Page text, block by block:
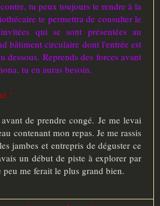
tu peux toujours te rendre à la
te permettra de consulter le
qui se sont présentées au
bâtiment circulaire dont l'entrée est
dessous. Reprends des forces avant
tu en auras besoin.
de prendre congé. Je me levai
contenant mon repas. Je me rassis
jambes et entrepris de déguster ce
un début de piste à explorer par
me ferait le plus grand bien.